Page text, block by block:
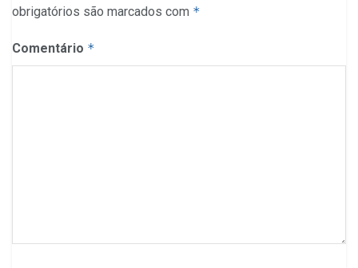
obrigatórios são marcados com *
Comentário *